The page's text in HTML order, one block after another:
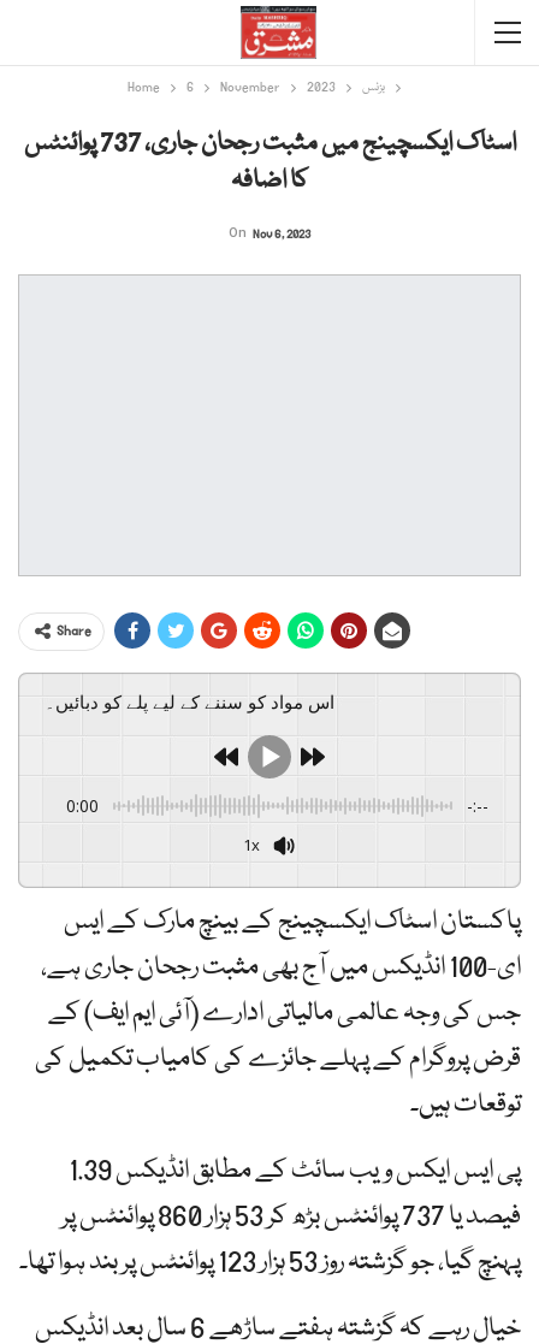
Home 6 November 2023 بزنس
اسٹاک ایکسچینج میں مثبت رجحان جاری، 737 پوائنٹس
کا اضافہ
On Nov 6, 2023
Share
اس مواد کو سننے کے لیے پلے کو دبائیں۔
0:00 -:--
1x
پاکستان اسٹاک ایکسچینج کے بینچ مارک کے ایس
ای-100 انڈیکس میں آج بھی مثبت رجحان جاری ہے،
جس کی وجہ عالمی مالیاتی ادارے (آئی ایم ایف) کے
قرض پروگرام کے پہلے جائزے کی کامیاب تکمیل کی
توقعات ہیں۔
پی ایس ایکس ویب سائٹ کے مطابق انڈیکس 1.39
فیصد یا 737 پوائنٹس بڑھ کر 53 ہزار 860 پوائنٹس پر
پہنچ گیا، جو گزشتہ روز 53 ہزار 123 پوائنٹس پر بند ہوا تھا۔
خیال رہے کہ گزشتہ ہفتے ساڑھے 6 سال بعد انڈیکس